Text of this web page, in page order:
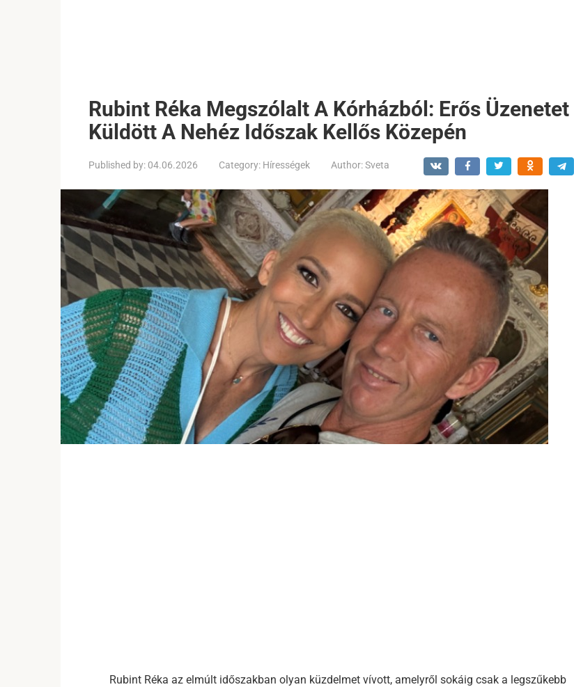
Rubint Réka Megszólalt A Kórházból: Erős Üzenetet
Küldött A Nehéz Időszak Kellős Közepén
Published by: 04.06.2026 Category: Hírességek Author:Sveta
Rubint Réka az elmúlt időszakban olyan küzdelmet vívott, amelyről sokáig csak a legszűkebb